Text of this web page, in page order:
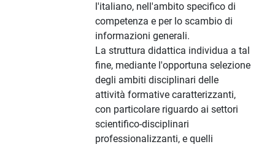
l'italiano, nell'ambito specifico di
competenza e per lo scambio di
informazioni generali.
La struttura didattica individua a tal
fine, mediante l'opportuna selezione
degli ambiti disciplinari delle
attività formative caratterizzanti,
con particolare riguardo ai settori
scientifico-disciplinari
professionalizzanti, e quelli